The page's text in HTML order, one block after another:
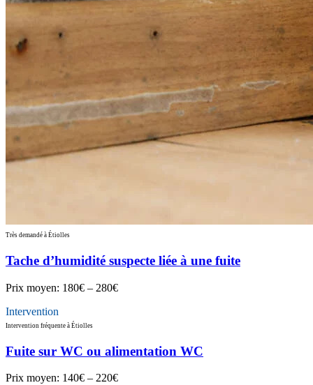
Très demandé à Étiolles
Tache d’humidité suspecte liée à une fuite
Prix moyen: 180€ – 280€
Intervention
Intervention fréquente à Étiolles
Fuite sur WC ou alimentation WC
Prix moyen: 140€ – 220€